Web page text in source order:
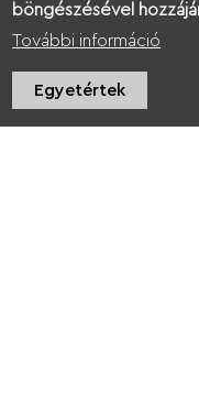
böngészésével
További információ
Egyetértek